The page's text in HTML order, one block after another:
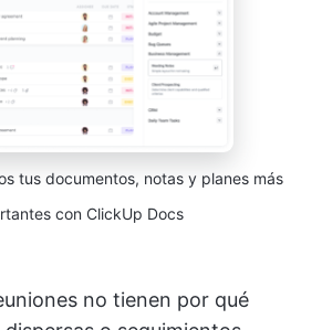
tus documentos, notas y planes más
con ClickUp Docs
no tienen por qué